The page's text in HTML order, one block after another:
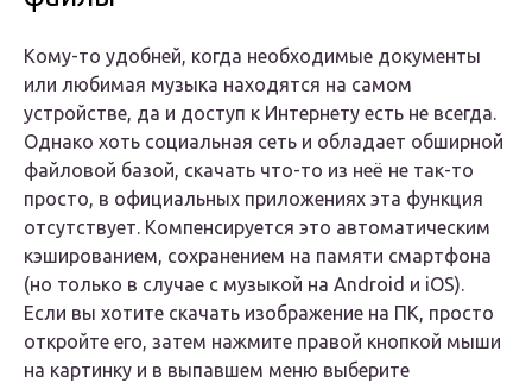
Кому-то удобней, когда необходимые документы
или любимая музыка находятся на самом
устройстве, да и доступ к Интернету есть не всегда.
Однако хоть социальная сеть и обладает обширной
файловой базой, скачать что-то из неё не так-то
просто, в официальных приложениях эта функция
отсутствует. Компенсируется это автоматическим
кэшированием, сохранением на памяти смартфона
(но только в случае с музыкой на Android и iOS).
Если вы хотите скачать изображение на ПК, просто
откройте его, затем нажмите правой кнопкой мыши
на картинку и в выпавшем меню выберите